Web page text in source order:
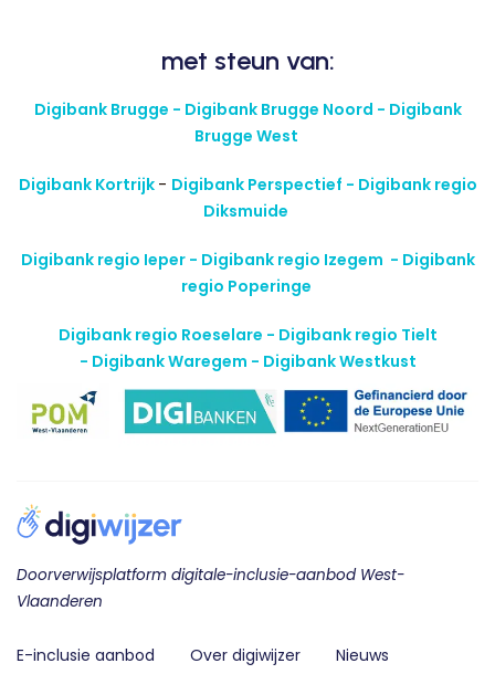
met steun van:
Digibank Brugge - Digibank Brugge Noord - Digibank
Brugge West
Digibank Kortrijk - Digibank Perspectief - Digibank regio
Diksmuide
Digibank regio Ieper - Digibank regio Izegem - Digibank
regio Poperinge
Digibank regio Roeselare - Digibank regio Tielt
- Digibank Waregem - Digibank Westkust
Doorverwijsplatform digitale-inclusie-aanbod West-
Vlaanderen
E-inclusie aanbod Over digiwijzer Nieuws